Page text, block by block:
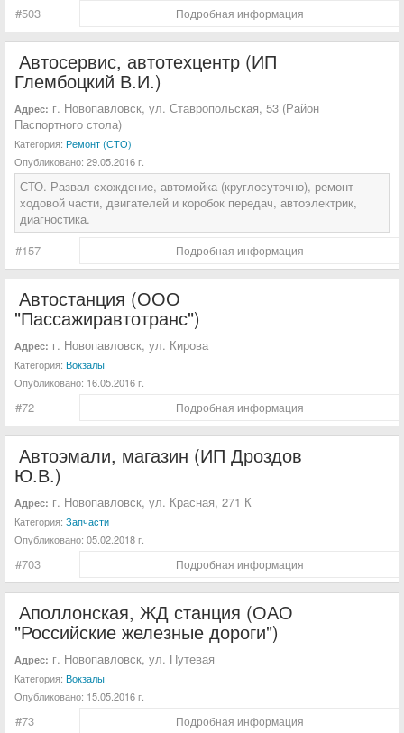
#503 Подробная информация
Автосервис, автотехцентр (ИП
Глембоцкий В.И.)
#157
Адрес: г. Новопавловск, ул. Ставропольская, 53 (Район
Паспортного стола)
Категория: Ремонт (СТО)
Опубликовано: 29.05.2016 г.
СТО. Развал-схождение, автомойка (круглосуточно), ремонт
ходовой части, двигателей и коробок передач, автоэлектрик,
диагностика.
Подробная информация
Автостанция (ООО
"Пассажиравтотранс")
#72
Адрес: г. Новопавловск, ул. Кирова
Категория: Вокзалы
Опубликовано: 16.05.2016 г.
Подробная информация
Автоэмали, магазин (ИП Дроздов
Ю.В.)
#703
Адрес: г. Новопавловск, ул. Красная, 271 К
Категория: Запчасти
Опубликовано: 05.02.2018 г.
Подробная информация
Аполлонская, ЖД станция (ОАО
"Российские железные дороги")
#73
Адрес: г. Новопавловск, ул. Путевая
Категория: Вокзалы
Опубликовано: 15.05.2016 г.
Подробная информация